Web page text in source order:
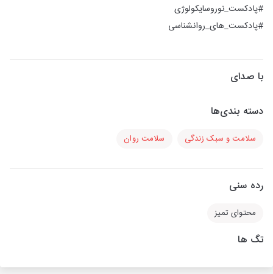
#پادکست_نوروسایکولوژی
#پادکست_های_روانشناسی
با صدای
دسته بندی‌ها
سلامت و سبک زندگی سلامت روان
رده سنی
محتوای تمیز
تگ ها